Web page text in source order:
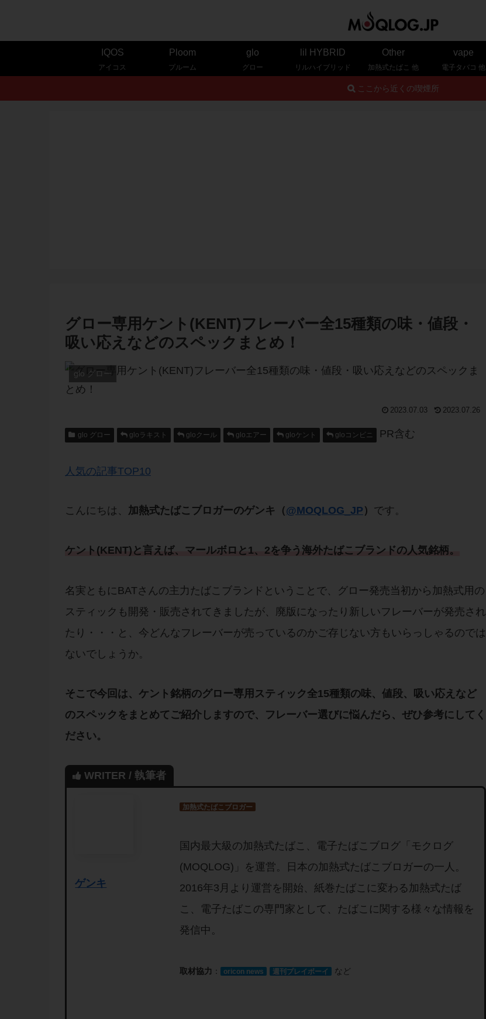
IQOS
アイコス
Ploom
プルーム
glo
グロー
lil HYBRID
リルハイブリッド
Other
加熱式たばこ 他
vape
電子タバコ 他
ここから近くの喫煙所
グロー専用ケント(KENT)フレーバー全15種類の味・値段・
吸い応えなどのスペックまとめ！
glo グロー
2023.07.03 2023.07.26
glo グロー gloラキスト gloクール gloエアー gloケント gloコンビニ PR含む
人気の記事TOP10
こんにちは、 加熱式たばこブロガーのゲンキ（@MOQLOG_JP ） です。
ケント (KENT)と言えば、マールボロと1、2を争う 海外たばこブランドの人気銘柄。
名実ともにBATさんの主力たばこブランドということで、グロー発売当初から加熱式用の
スティックも開発・販売されてきましたが、廃版になったり新しいフレーバーが発売され
たり・・・と、今どんなフレーバーが売っているのかご存じない方もいらっしゃるのでは
ないでしょうか。
そこで今回は、 ケント銘柄のグロー専用スティック全15種類の味、 値段、 吸い応え など
のスペック をまとめてご紹介しますので、フレーバー選びに悩んだら、ぜひ参考にしてく
ださい。
WRITER / 執筆者
ゲンキ
加熱式たばこブロガー
国内最大級の加熱式たばこ、電子たばこブログ「モクログ
(MOQLOG)」を運営。日本の加熱式たばこブロガーの一人。
2016年3月より運営を開始、紙巻たばこに変わる加熱式たば
こ、電子たばこの専門家として、たばこに関する様々な情報を
発信中。
取材協力 ： oricon news 週刊プレイボーイ など